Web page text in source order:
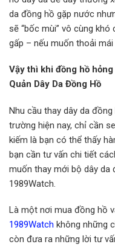
da đồng hồ gặp nước
sẽ “bốc mùi” vô cùng
gấp – nếu muốn thoải
Vậy thì khi đồng hồ
Quản Dây Da Đồng Hồ
Nhu cầu thay dây da
trường hiện nay, chỉ cần
kiếm là bạn có thể thấy
bạn cần tư vấn chi tiết
muốn thay mới bộ dây da
1989Watch.
Là một nơi mua đồng hồ
1989Watch không những
còn đưa ra những lời tư